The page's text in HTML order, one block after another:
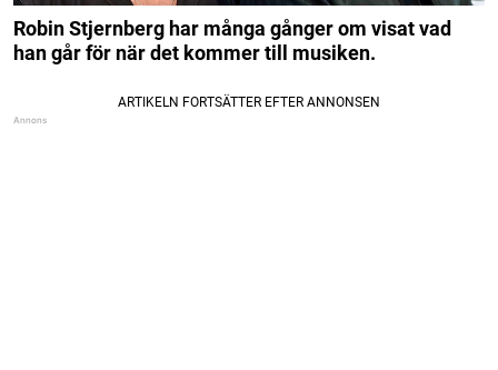
Robin Stjernberg har många gånger om visat vad
han går för när det kommer till musiken.